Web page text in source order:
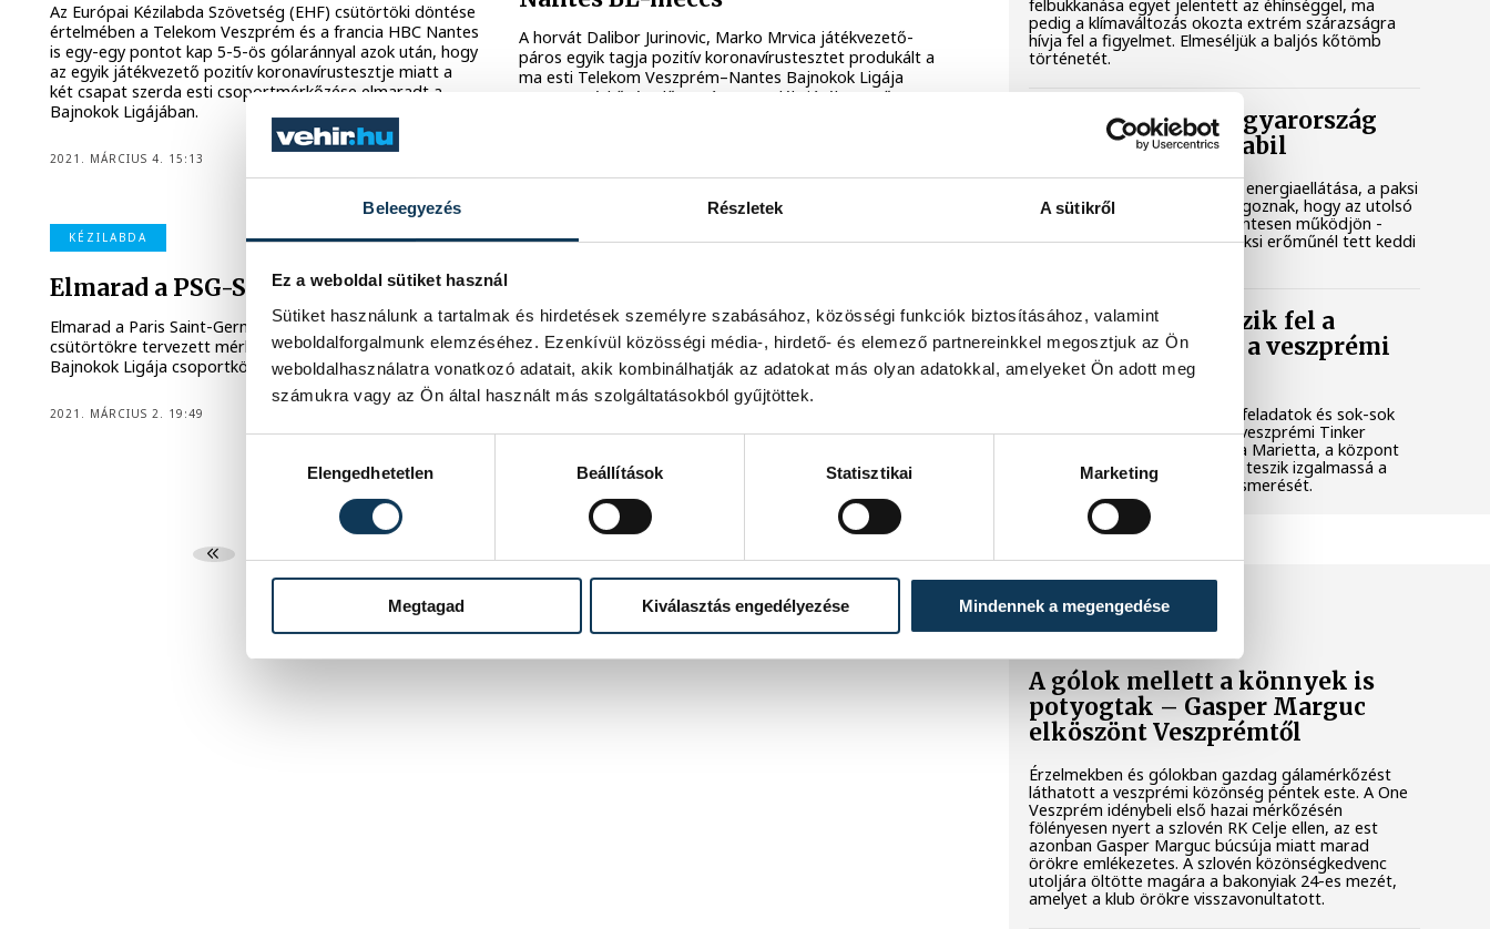
Beleegyezés Részletek A sütikről
Ez a weboldal sütiket használ
Sütiket használunk a tartalmak és hirdetések személyre szabásához, közösségi funkciók biztosításához, valamint
weboldalforgalmunk elemzéséhez. Ezenkívül közösségi média-, hirdető- és elemező partnereinkkel megosztjuk az Ön
weboldalhasználatra vonatkozó adatait, akik kombinálhatják az adatokat más olyan adatokkal, amelyeket Ön adott meg
számukra vagy az Ön által használt más szolgáltatásokból gyűjtöttek.
Elengedhetetlen
Beállítások Statisztikai Marketing
Megtagad Kiválasztás engedélyezése Mindennek a megengedése
Az Európai Kézilabda Szövetség (EHF) csütörtöki döntése
értelmében a Telekom Veszprém és a francia HBC Nantes
is egy-egy pontot kap 5-5-ös gólaránnyal azok után, hogy
az egyik játékvezető pozitív koronavírustesztje miatt a
két csapat szerda esti csoportmérkőzése elmaradt a
Bajnokok Ligájában.
2021. MÁRCIUS 4. 15:13
A horvát Dalibor Jurinovic, Marko Mrvica játékvezető-
páros egyik tagja pozitív koronavírustesztet produkált a
ma esti Telekom Veszprém–Nantes Bajnokok Ligája
csoportmérkőzés előtt. Bár a tartalék-játékvezető
KÉZILABDA
Elmarad a PSG-Szeged BL-mérkőzés
Elmarad a Paris Saint-Germain és a MOL-Pick Szeged
csütörtökre tervezett mérkőzése a férfi kézilabda
Bajnokok Ligája csoportkörének 14., utolsó fordulójában.
2021. MÁRCIUS 2. 19:49
KÉZILABDA
BL-mérkőzés
Koronavírusos eset miatt elmarad a MOL-Pick Szeged és
a német Flensburg-Handewitt vasárnap (ma) délutánra
tervezett mérkőzése a férfi kézilabda Bajnokok Ligája
csoportkörében.
felbukkanása egyet jelentett az éhínséggel, ma
pedig a klímaváltozás okozta extrém szárazságra
hívja fel a figyelmet. Elmeséljük a baljós kőtömb
történetét.
Magyar Péter: Magyarország
energiaellátása stabil
Jelenleg stabil Magyarország energiaellátása, a paksi
erőmű munkatársai azon dolgoznak, hogy az utolsó
még termelő turbina hibamentesen működjön -
közölte a miniszterelnök a paksi erőműnél tett keddi
Játék közben fedezik fel a
tudomány világát a veszprémi
gyerekek
Látványos kísérletek, kreatív feladatok és sok-sok
élmény várja a gyerekeket a veszprémi Tinker
Labsben. Videónkban Balassa Marietta, a központ
vezetője mutatja be, hogyan teszik izgalmassá a
természettudományok megismerését.
A gólok mellett a könnyek is
potyogtak – Gasper Marguc
elköszönt Veszprémtől
Érzelmekben és gólokban gazdag gálamérkőzést
láthatott a veszprémi közönség péntek este. A One
Veszprém idénybeli első hazai mérkőzésén
fölényesen nyert a szlovén RK Celje ellen, az est
azonban Gasper Marguc búcsúja miatt marad
örökre emlékezetes. A szlovén közönségkedvenc
utoljára öltötte magára a bakonyiak 24-es mezét,
amelyet a klub örökre visszavonultatott.